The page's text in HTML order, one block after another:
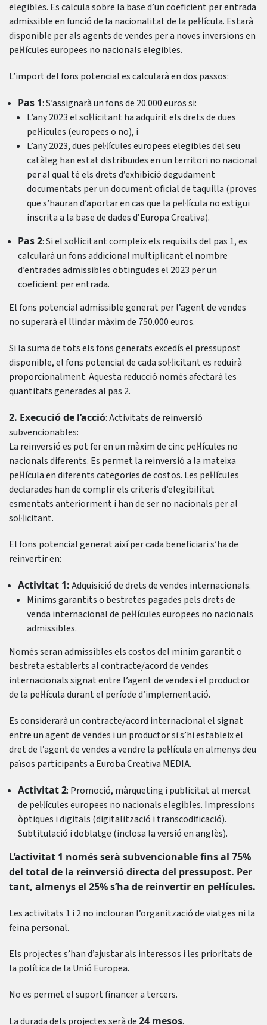
elegibles. Es calcula sobre la base d’un coeficient per entrada
admissible en funció de la nacionalitat de la pel·lícula. Estarà
disponible per als agents de vendes per a noves inversions en
pel·lícules europees no nacionals elegibles.
L’import del fons potencial es calcularà en dos passos:
Pas 1: S’assignarà un fons de 20.000 euros si:
L’any 2023 el sol·licitant ha adquirit els drets de dues
pel·lícules (europees o no), i
L’any 2023, dues pel·lícules europees elegibles del seu
catàleg han estat distribuïdes en un territori no nacional
per al qual té els drets d’exhibició degudament
documentats per un document oficial de taquilla (proves
que s’hauran d’aportar en cas que la pel·lícula no estigui
inscrita a la base de dades d’Europa Creativa).
Pas 2: Si el sol·licitant compleix els requisits del pas 1, es
calcularà un fons addicional multiplicant el nombre
d’entrades admissibles obtingudes el 2023 per un
coeficient per entrada.
El fons potencial admissible generat per l’agent de vendes
no superarà el llindar màxim de 750.000 euros.
Si la suma de tots els fons generats excedís el pressupost
disponible, el fons potencial de cada sol·licitant es reduirà
proporcionalment. Aquesta reducció només afectarà les
quantitats generades al pas 2.
2. Execució de l’acció: Activitats de reinversió
subvencionables:
La reinversió es pot fer en un màxim de cinc pel·lícules no
nacionals diferents. Es permet la reinversió a la mateixa
pel·lícula en diferents categories de costos. Les pel·lícules
declarades han de complir els criteris d’elegibilitat
esmentats anteriorment i han de ser no nacionals per al
sol·licitant.
El fons potencial generat així per cada beneficiari s’ha de
reinvertir en:
Activitat 1:Adquisició de drets de vendes internacionals.
Mínims garantits o bestretes pagades pels drets de
venda internacional de pel·lícules europees no nacionals
admissibles.
Només seran admissibles els costos del mínim garantit o
bestreta establerts al contracte/acord de vendes
internacionals signat entre l’agent de vendes i el productor
de la pel·lícula durant el període d’implementació.
Es considerarà un contracte/acord internacional el signat
entre un agent de vendes i un productor si s’hi estableix el
dret de l’agent de vendes a vendre la pel·lícula en almenys deu
països participants a Euroba Creativa MEDIA.
Activitat 2: Promoció, màrqueting i publicitat al mercat
de pel·lícules europees no nacionals elegibles. Impressions
òptiques i digitals (digitalització i transcodificació).
Subtitulació i doblatge (inclosa la versió en anglès).
L’activitat 1 només serà subvencionable fins al 75%
del total de la reinversió directa del pressupost. Per
tant, almenys el 25% s’ha de reinvertir en pel·lícules.
Les activitats 1 i 2 no inclouran l’organització de viatges ni la
feina personal.
Els projectes s’han d’ajustar als interessos i les prioritats de
la política de la Unió Europea.
No es permet el suport financer a tercers.
La durada dels projectes serà de24 mesos.